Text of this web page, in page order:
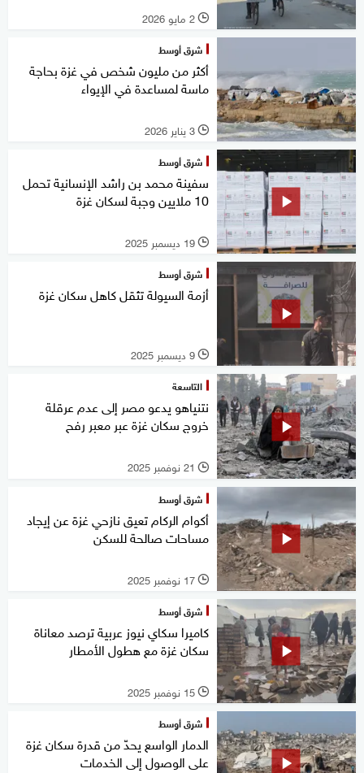
l 2 مايو 2026
شرق أوسط
أكثر من مليون شخص في غزة بحاجة
ماسة لمساعدة في الإيواء
l 3 يناير 2026
شرق أوسط
سفينة محمد بن راشد الإنسانية تحمل
10 ملايين وجبة لسكان غزة
l 19 ديسمبر 2025
شرق أوسط
أزمة السيولة تثقل كاهل سكان غزة
l 9 ديسمبر 2025
التاسعة
نتنياهو يدعو مصر إلى عدم عرقلة
خروج سكان غزة عبر معبر رفح
l 21 نوفمبر 2025
شرق أوسط
أكوام الركام تعيق نازحي غزة عن إيجاد
مساحات صالحة للسكن
l 17 نوفمبر 2025
شرق أوسط
كاميرا سكاي نيوز عربية ترصد معاناة
سكان غزة مع هطول الأمطار
l 15 نوفمبر 2025
شرق أوسط
الدمار الواسع يحدّ من قدرة سكان غزة
على الوصول إلى الخدمات